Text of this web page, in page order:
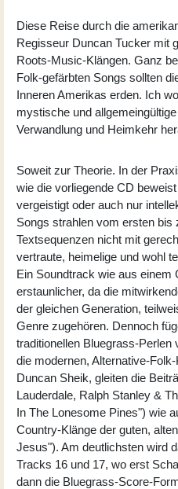
Diese Reise durch die
Regisseur Duncan Tucker mit
Roots-Music-Klängen. Ganz
Folk-gefärbten Songs sollten
Inneren Amerikas erden. Ich
mystische und
Verwandlung und Heimkehr
Soweit zur Theorie. In der
wie die vorliegende CD
vergeistigt oder auch nur
Songs strahlen vom ersten bis
Textsequenzen nicht mit
vertraute, heimelige und wohl
Ein Soundtrack wie aus
erstaunlicher, da die
der gleichen Generation,
Genre zugehören. Dennoch
traditionellen Bluegrass-
die modernen, Alternative-
Duncan Sheik, gleiten die
Lauderdale, Ralph Stanley &
In The Lonesome Pines") wie
Country-Klänge der guten,
Jesus"). Am deutlichsten wird
Tracks 16 und 17, wo erst
dann die Bluegrass-Score-